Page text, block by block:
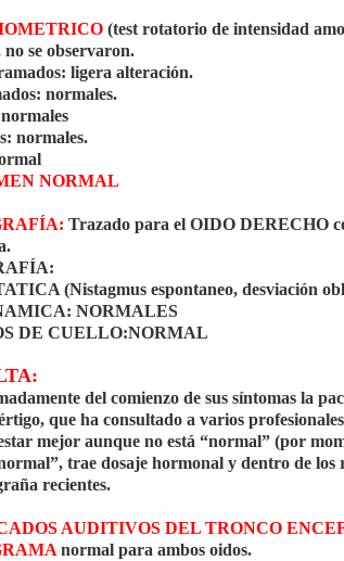
(test rotatorio de intensidad
no se observaron.
ligera alteración.
normales.
normales.
NORMAL
Trazado para el OIDO DERECHO
(Nistagmus espontaneo, desviación
NORMALES
DE CUELLO:NORMAL
del comienzo de sus síntomas la
que ha consultado a varios
mejor aunque no está “normal” (por
trae dosaje hormonal y dentro de
recientes.
AUDITIVOS DEL TRONCO
normal para ambos oidos.